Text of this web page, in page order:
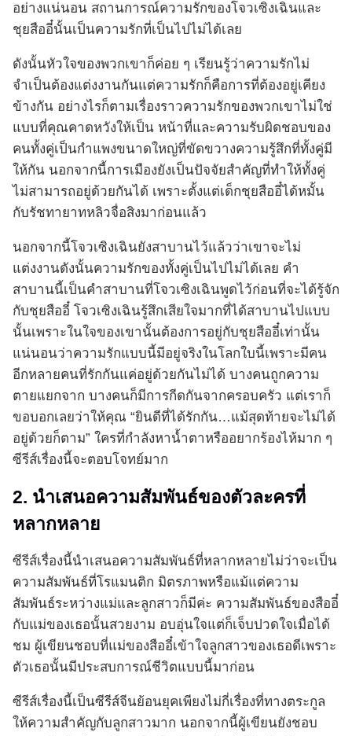
อย่างแน่นอน สถานการณ์ความรักของโจวเซิงเฉินและ
ชุยสืออี๋นั้นเป็นความรักที่เป็นไปไม่ได้เลย
ดังนั้นหัวใจของพวกเขาก็ค่อย ๆ เรียนรู้ว่าความรักไม่
จำเป็นต้องแต่งงานกันแต่ความรักก็คือการที่ต้องอยู่เคียง
ข้างกัน อย่างไรก็ตามเรื่องราวความรักของพวกเขาไม่ใช่
แบบที่คุณคาดหวังให้เป็น หน้าที่และความรับผิดชอบของ
คนทั้งคู่เป็นกำแพงขนาดใหญ่ที่ขัดขวางความรู้สึกที่ทั้งคู่มี
ให้กัน นอกจากนี้การเมืองยังเป็นปัจจัยสำคัญที่ทำให้ทั้งคู่
ไม่สามารถอยู่ด้วยกันได้ เพราะตั้งแต่เด็กชุยสืออี๋ได้หมั้น
กับรัชทายาทหลิวจื่อสิงมาก่อนแล้ว
นอกจากนี้โจวเซิงเฉินยังสาบานไว้แล้วว่าเขาจะไม่
แต่งงานดังนั้นความรักของทั้งคู่เป็นไปไม่ได้เลย คำ
สาบานนี้เป็นคำสาบานที่โจวเซิงเฉินพูดไว้ก่อนที่จะได้รู้จัก
กับชุยสืออี๋ โจวเซิงเฉินรู้สึกเสียใจมากที่ได้สาบานไปแบบ
นั้นเพราะในใจของเขานั้นต้องการอยู่กับชุยสืออี๋เท่านั้น
แน่นอนว่าความรักแบบนี้มีอยู่จริงในโลกใบนี้เพราะมีคน
อีกหลายคนที่รักกันแค่อยู่ด้วยกันไม่ได้ บางคนถูกความ
ตายแยกจาก บางคนก็มีการกีดกันจากครอบครัว แต่เราก็
ขอบอกเลยว่าให้คุณ “ยินดีที่ได้รักกัน…แม้สุดท้ายจะไม่ได้
อยู่ด้วยก็ตาม” ใครที่กำลังหาน้ำตาหรืออยากร้องไห้มาก ๆ
ซีรีส์เรื่องนี้จะตอบโจทย์มาก
2. นำเสนอความสัมพันธ์ของตัวละครที่
หลากหลาย
ซีรีส์เรื่องนี้นำเสนอความสัมพันธ์ที่หลากหลายไม่ว่าจะเป็น
ความสัมพันธ์ที่โรแมนติก มิตรภาพหรือแม้แต่ความ
สัมพันธ์ระหว่างแม่และลูกสาวก็มีค่ะ ความสัมพันธ์ของสืออี๋
กับแม่ของเธอนั้นสวยงาม อบอุ่นใจแต่ก็เจ็บปวดใจเมื่อได้
ชม ผู้เขียนชอบที่แม่ของสืออี๋เข้าใจลูกสาวของเธอดีเพราะ
ตัวเธอนั้นมีประสบการณ์ชีวิตแบบนี้มาก่อน
ซีรีส์เรื่องนี้เป็นซีรีส์จีนย้อนยุคเพียงไม่กี่เรื่องที่ทางตระกูล
ให้ความสำคัญกับลูกสาวมาก นอกจากนี้ผู้เขียนยังชอบ